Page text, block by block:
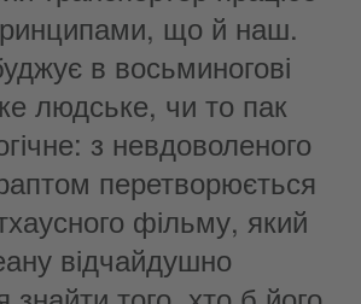
що й наш.
в восьминогові
людське, чи то пак
з невдоволеного
перетворюється
фільму, який
відчайдушно